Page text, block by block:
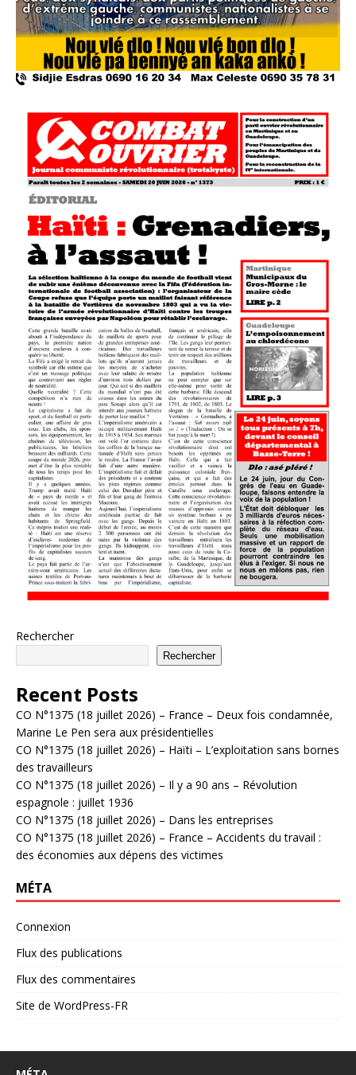
Rechercher
Rechercher
Recent Posts
CO N°1375 (18 juillet 2026) – France – Deux fois condamnée,
Marine Le Pen sera aux présidentielles
CO N°1375 (18 juillet 2026) – Haïti – L’exploitation sans bornes
des travailleurs
CO N°1375 (18 juillet 2026) – Il y a 90 ans – Révolution
espagnole : juillet 1936
CO N°1375 (18 juillet 2026) – Dans les entreprises
CO N°1375 (18 juillet 2026) – France – Accidents du travail :
des économies aux dépens des victimes
MÉTA
Connexion
Flux des publications
Flux des commentaires
Site de WordPress-FR